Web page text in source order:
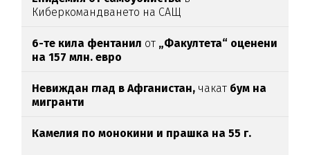
Киберкомандването на САЩ
6-те кила фентанил от „Факултета“ оценени
на 157 млн. евро
Невиждан глад в Афганистан, чакат бум на
мигранти
Камелия по монокини и прашка на 55 г.